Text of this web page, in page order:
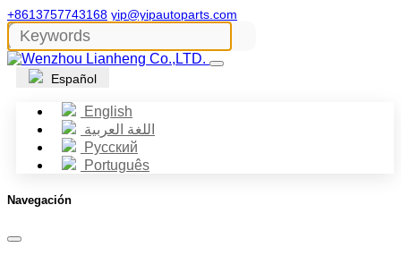
+8613757743168 yip@yipautoparts.com
Español
English
اللغة العربية
Русский
Português
Navegación